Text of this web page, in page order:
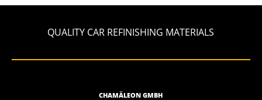
QUALITY CAR REFINISHING MATERIALS
CHAMÄLEON GMBH